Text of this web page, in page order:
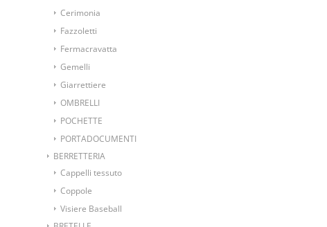
Cerimonia
Fazzoletti
Fermacravatta
Gemelli
Giarrettiere
OMBRELLI
POCHETTE
PORTADOCUMENTI
BERRETTERIA
Cappelli tessuto
Coppole
Visiere Baseball